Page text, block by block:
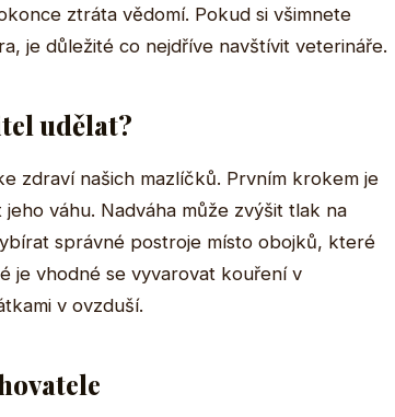
ztráta vědomí. Pokud si všimnete
je důležité co nejdříve navštívit veterináře.
udělat?
zdraví našich mazlíčků. Prvním krokem je
váhu. Nadváha může zvýšit tlak na
správné postroje místo obojků, které
je vhodné se vyvarovat kouření v
v ovzduší.